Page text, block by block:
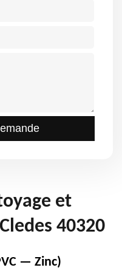
et
40320
— Zinc)